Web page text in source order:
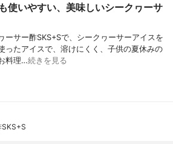
使いやすい、美味しいシークヮーサ
ーサー酢SKS+Sで、シークヮーサーアイスを
ったアイスで、溶けにくく、子供の夏休みの
料理…続きを見る
SKS+S